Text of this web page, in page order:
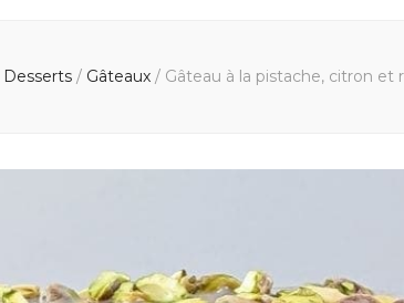
Desserts / Gâteaux / Gâteau à la pistache, citron et